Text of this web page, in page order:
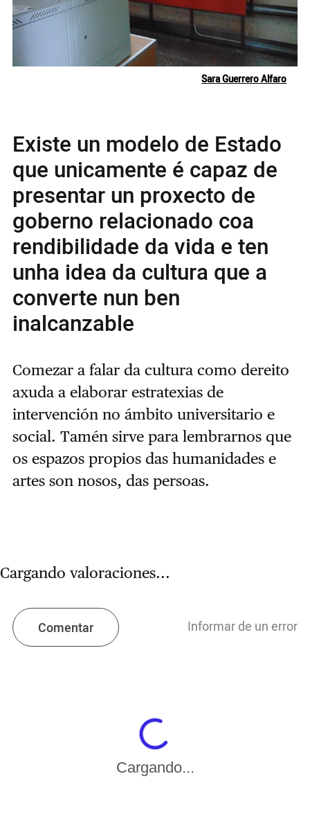
Sara Guerrero Alfaro
Existe un modelo de Estado
que unicamente é capaz de
presentar un proxecto de
goberno relacionado coa
rendibilidade da vida e ten
unha idea da cultura que a
converte nun ben
inalcanzable
Comezar a falar da cultura como dereito
axuda a elaborar estratexias de
intervención no ámbito universitario e
social. Tamén sirve para lembrarnos que
os espazos propios das humanidades e
artes son nosos, das persoas.
Cargando valoraciones...
Comentar Informar de un error
Cargando...